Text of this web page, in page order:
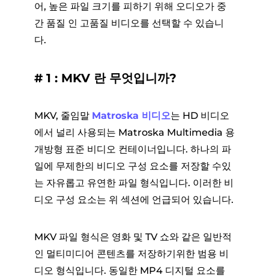
어, 높은 파일 크기를 피하기 위해 오디오가 중
간 품질 인 고품질 비디오를 선택할 수 있습니
다.
# 1 : MKV 란 무엇입니까?
MKV, 줄임말 Matroska 비디오는 HD 비디오
에서 널리 사용되는 Matroska Multimedia 용
개방형 표준 비디오 컨테이너입니다. 하나의 파
일에 무제한의 비디오 구성 요소를 저장할 수있
는 자유롭고 유연한 파일 형식입니다. 이러한 비
디오 구성 요소는 위 섹션에 언급되어 있습니다.
MKV 파일 형식은 영화 및 TV 쇼와 같은 일반적
인 멀티미디어 콘텐츠를 저장하기위한 범용 비
디오 형식입니다. 동일한 MP4 디지털 요소를